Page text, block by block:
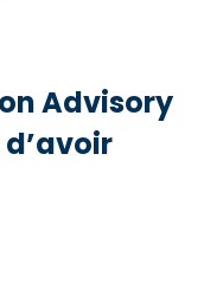
Advisory
d’avoir